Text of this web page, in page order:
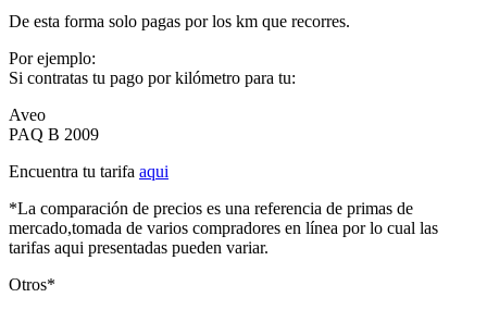
De esta forma solo pagas por los km que recorres.
Por ejemplo:
Si contratas tu pago por kilómetro para tu:
Aveo
PAQ B 2009
Encuentra tu tarifa aqui
*La comparación de precios es una referencia de primas de
mercado,tomada de varios compradores en línea por lo cual las
tarifas aqui presentadas pueden variar.
Otros*